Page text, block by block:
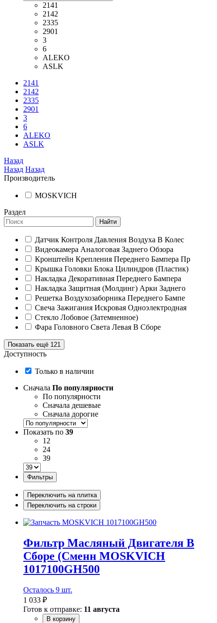
2141
2142
2335
2901
3
6
ALEKO
ASLK
2141
2142
2335
2901
3
6
ALEKO
ASLK
Назад
Назад Назад
Производитель
MOSKVICH
Раздел
Найти
Датчик Контроля Давления Воздуха В Колес
Видеокамера Аналоговая Заднего Обзора
Кронштейн Крепления Переднего Бампера Пр
Крышка Головки Блока Цилиндров (Пластик)
Накладка Декоративная Переднего Бампера
Накладка Защитная (Молдинг) Арки Заднего
Решетка Воздухозаборника Переднего Бампе
Свеча Зажигания Искровая Одноэлектродная
Стекло Лобовое (Затемненное)
Фара Головного Света Левая В Сборе
Показать ещё 121
Доступность
Только в наличии
Сначала По популярности
По популярности
Сначала дешевые
Сначала дорогие
Показать по 39
12
24
39
Фильтры
Переключить на плитка
Переключить на строки
Фильтр Масляный Двигателя В
Сборе (Сменн MOSKVICH
1017100GH500
Осталось 9 шт.
1 033 ₽
Готов к отправке: 11 августа
В корзину